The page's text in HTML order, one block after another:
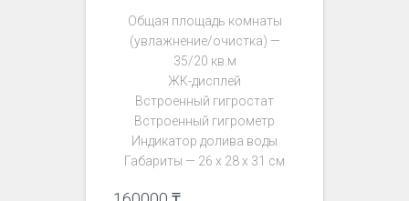
Общая площадь комнаты
(увлажнение/очистка) —
35/20 кв.м
ЖК-дисплей
Встроенный гигростат
Встроенный гигрометр
Индикатор долива воды
Габариты — 26 х 28 х 31 см